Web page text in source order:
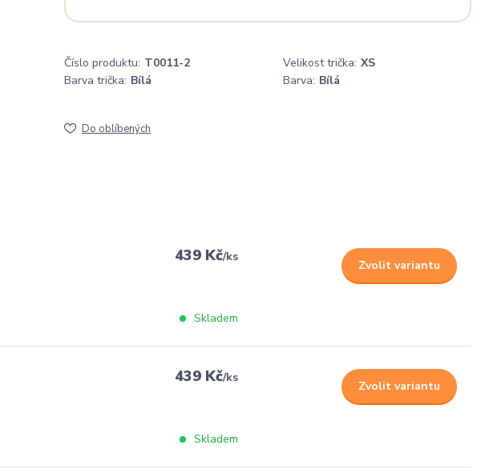
Číslo produktu: T0011-2 Velikost trička: XS
Barva trička: Bílá Barva: Bílá
Do oblíbených
439 Kč/ks
Skladem
Zvolit variantu
439 Kč/ks
Skladem
Zvolit variantu